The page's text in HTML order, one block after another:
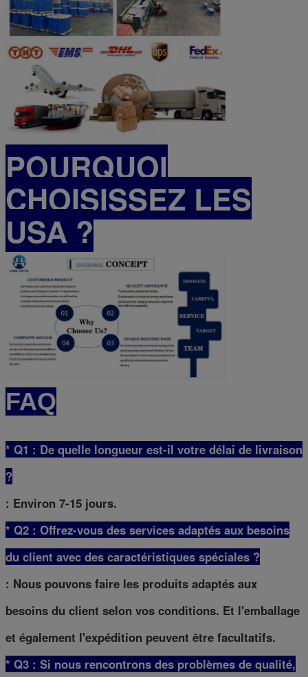
POURQUOI
CHOISISSEZ LES
USA ?
FAQ
* Q1 : De quelle longueur est-il votre délai de livraison
?
: Environ 7-15 jours.
* Q2 : Offrez-vous des services adaptés aux besoins
du client avec des caractéristiques spéciales ?
: Nous pouvons faire les produits adaptés aux
besoins du client selon vos conditions. Et l'emballage
et également l'expédition peuvent être facultatifs.
* Q3 : Si nous rencontrons des problèmes de qualité,